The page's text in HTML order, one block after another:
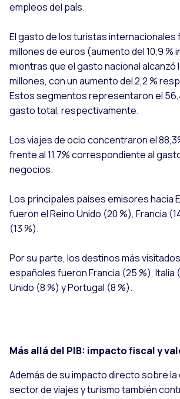
empleos del país.
El gasto de los turistas internacionales
millones de euros (aumento del 10,9 %
mientras que el gasto nacional alcanzó
millones, con un aumento del 2,2 %
Estos segmentos representaron el
gasto total, respectivamente.
Los viajes de ocio concentraron el
frente al 11,7% correspondiente al
negocios.
Los principales países emisores hacia
fueron el Reino Unido (20 %), Francia
(13 %).
Por su parte, los destinos más
españoles fueron Francia (25 %), Italia
Unido (8 %) y Portugal (8 %).
Más allá del PIB: impacto fiscal y
Además de su impacto directo sobre la
sector de viajes y turismo también